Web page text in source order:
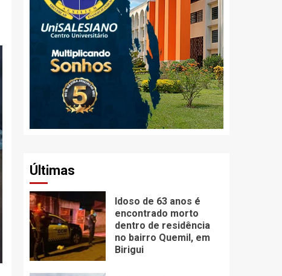
Últimas
Idoso de 63 anos é
encontrado morto
dentro de residência
no bairro Quemil, em
Birigui